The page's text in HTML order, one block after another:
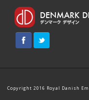
Copyright 2016 Royal Danish